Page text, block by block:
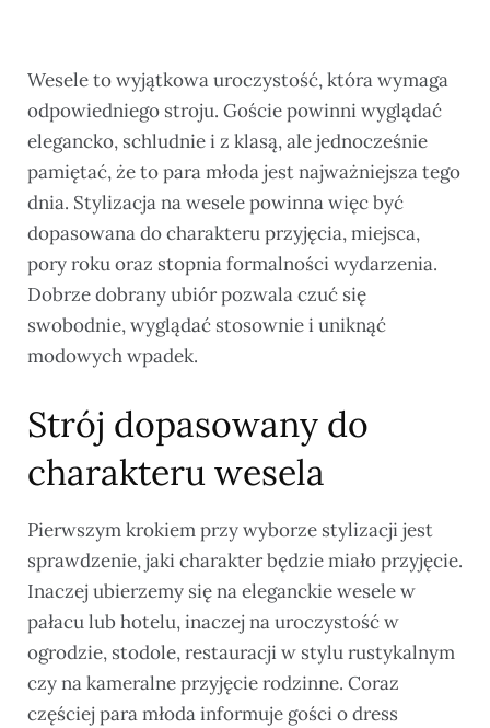
Wesele to wyjątkowa uroczystość, która wymaga
odpowiedniego stroju. Goście powinni wyglądać
elegancko, schludnie i z klasą, ale jednocześnie
pamiętać, że to para młoda jest najważniejsza tego
dnia. Stylizacja na wesele powinna więc być
dopasowana do charakteru przyjęcia, miejsca,
pory roku oraz stopnia formalności wydarzenia.
Dobrze dobrany ubiór pozwala czuć się
swobodnie, wyglądać stosownie i uniknąć
modowych wpadek.
Strój dopasowany do
charakteru wesela
Pierwszym krokiem przy wyborze stylizacji jest
sprawdzenie, jaki charakter będzie miało przyjęcie.
Inaczej ubierzemy się na eleganckie wesele w
pałacu lub hotelu, inaczej na uroczystość w
ogrodzie, stodole, restauracji w stylu rustykalnym
czy na kameralne przyjęcie rodzinne. Coraz
częściej para młoda informuje gości o dress